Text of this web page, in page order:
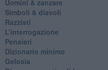
Uomini & zanzare
​Simboli & diavoli
Razzisti
​L’interrogazione
Pensieri
​Dizionario minimo
Gelosia